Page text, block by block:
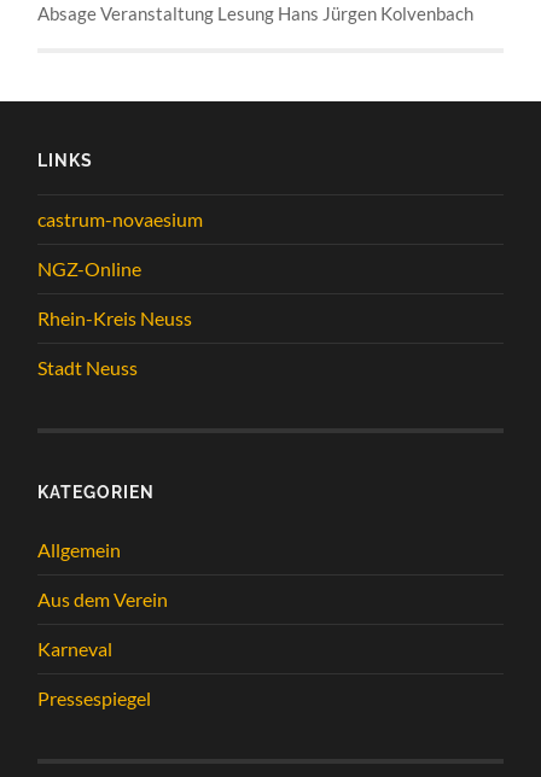
Absage Veranstaltung Lesung Hans Jürgen Kolvenbach
LINKS
castrum-novaesium
NGZ-Online
Rhein-Kreis Neuss
Stadt Neuss
KATEGORIEN
Allgemein
Aus dem Verein
Karneval
Pressespiegel